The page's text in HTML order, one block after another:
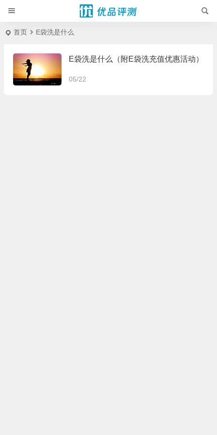
首页 E袋洗是什么
E袋洗是什么（附E袋洗充值优惠活动）
05/22